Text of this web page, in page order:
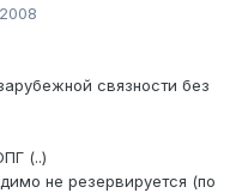
связности без
(..)
не резервируется (по